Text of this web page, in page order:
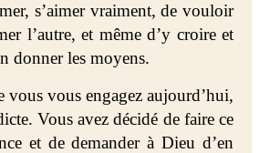
s’aimer vraiment, de vouloir
l’autre, et même d’y croire et
donner les moyens.
vous vous engagez aujourd’hui,
Vous avez décidé de faire ce
et de demander à Dieu d’en